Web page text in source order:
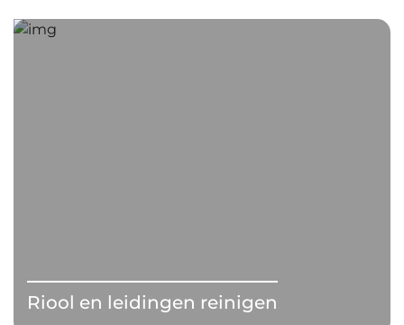
Riool en leidingen reinigen